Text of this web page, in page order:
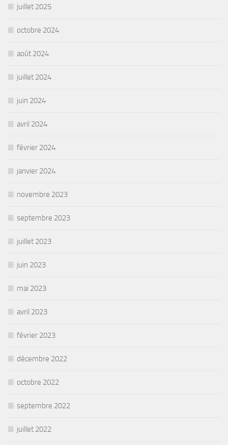
juillet 2025
octobre 2024
août 2024
juillet 2024
juin 2024
avril 2024
février 2024
janvier 2024
novembre 2023
septembre 2023
juillet 2023
juin 2023
mai 2023
avril 2023
février 2023
décembre 2022
octobre 2022
septembre 2022
juillet 2022